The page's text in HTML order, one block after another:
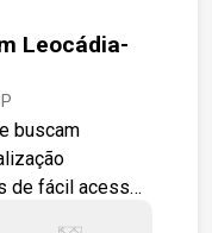
buscam
de fácil acesso